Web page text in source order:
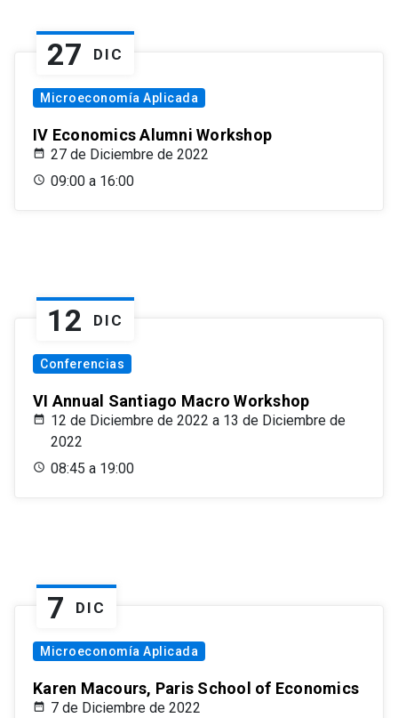
27 DIC
Microeconomía Aplicada
IV Economics Alumni Workshop
27 de Diciembre de 2022
09:00 a 16:00
12 DIC
Conferencias
VI Annual Santiago Macro Workshop
12 de Diciembre de 2022 a 13 de Diciembre de
2022
08:45 a 19:00
7 DIC
Microeconomía Aplicada
Karen Macours, Paris School of Economics
7 de Diciembre de 2022